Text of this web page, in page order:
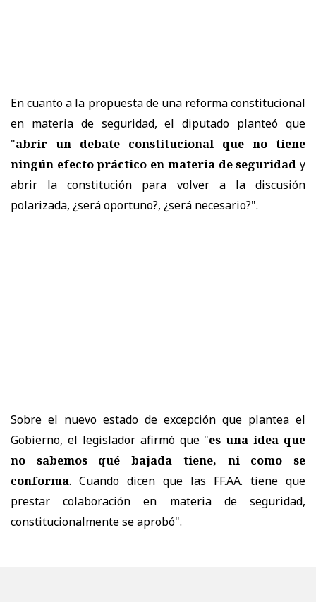
En cuanto a la propuesta de una reforma constitucional
en materia de seguridad, el diputado planteó que
"abrir un debate constitucional que no tiene
ningún efecto práctico en materia de seguridad y
abrir la constitución para volver a la discusión
polarizada, ¿será oportuno?, ¿será necesario?".
Sobre el nuevo estado de excepción que plantea el
Gobierno, el legislador afirmó que "es una idea que
no sabemos qué bajada tiene, ni como se
conforma. Cuando dicen que las FF.AA. tiene que
prestar colaboración en materia de seguridad,
constitucionalmente se aprobó".